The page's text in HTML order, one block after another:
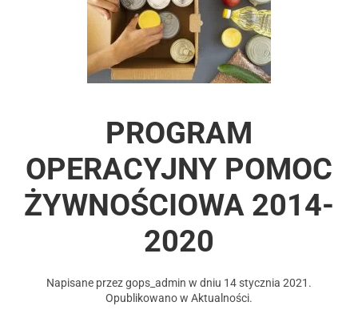
PROGRAM
OPERACYJNY POMOC
ŻYWNOŚCIOWA 2014-
2020
Napisane przezgops_admin w dniu 14 stycznia 2021 .
Opublikowano w Aktualności.